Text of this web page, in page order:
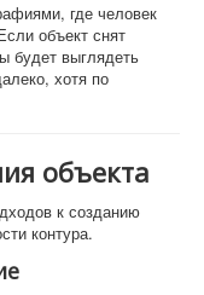
где человек
объект снят
будет выглядеть
хотя по
объекта
к созданию
контура.